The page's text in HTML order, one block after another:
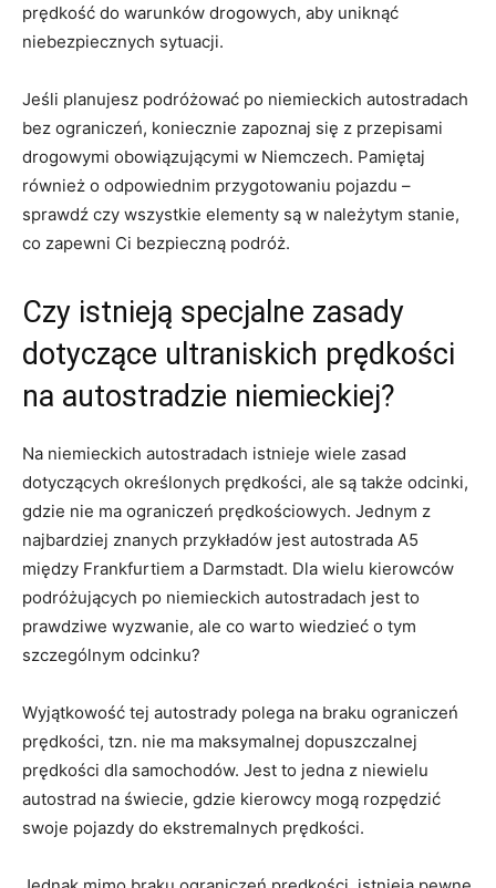
prędkość do warunków drogowych, aby uniknąć
niebezpiecznych sytuacji.
Jeśli⁤ planujesz podróżować po niemieckich autostradach
bez ograniczeń, koniecznie zapoznaj się z ⁤przepisami⁢
drogowymi obowiązującymi w Niemczech. Pamiętaj‌
również o ⁣odpowiednim przygotowaniu ‌pojazdu –
sprawdź⁢ czy wszystkie elementy są w należytym stanie,
co zapewni Ci bezpieczną podróż.
Czy istnieją⁢ specjalne zasady
dotyczące ultraniskich prędkości‌
na autostradzie niemieckiej?
Na ‍niemieckich autostradach istnieje wiele zasad
dotyczących ⁣określonych prędkości, ale ​są​ także ⁣odcinki,
gdzie nie ma ‍ograniczeń ‍prędkościowych. Jednym z
najbardziej znanych przykładów jest autostrada A5
między Frankfurtiem a Darmstadt. Dla wielu ‍kierowców
podróżujących po niemieckich autostradach jest⁣ to
prawdziwe⁢ wyzwanie, ale⁣ co warto wiedzieć o tym
‍szczególnym odcinku?
Wyjątkowość tej​ autostrady polega na braku ograniczeń
prędkości,‌ tzn.‌ nie ma‍ maksymalnej​ dopuszczalnej
prędkości dla samochodów. Jest to jedna z niewielu
autostrad na świecie, gdzie kierowcy mogą rozpędzić
swoje pojazdy ‍do‌ ekstremalnych prędkości.